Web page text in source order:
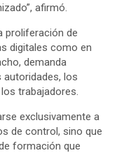
afirmó.
proliferación de
digitales como en
demanda
autoridades, los
trabajadores.
exclusivamente a
de control, sino que
formación que